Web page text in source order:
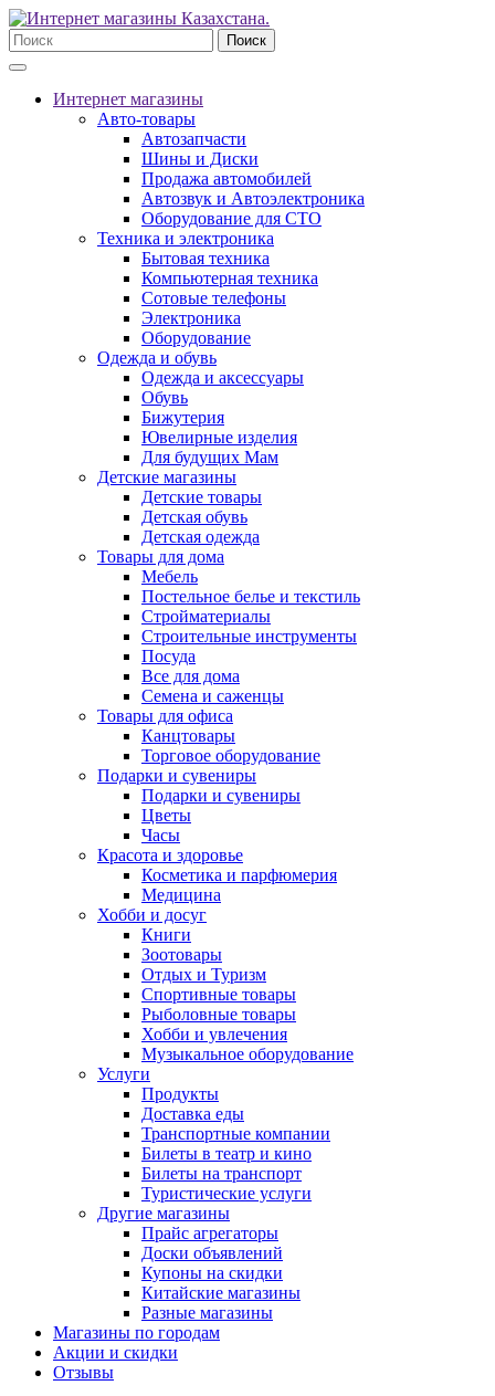
Поиск
Интернет магазины
Авто-товары
Автозапчасти
Шины и Диски
Продажа автомобилей
Автозвук и Автоэлектроника
Оборудование для СТО
Техника и электроника
Бытовая техника
Компьютерная техника
Сотовые телефоны
Электроника
Оборудование
Одежда и обувь
Одежда и аксессуары
Обувь
Бижутерия
Ювелирные изделия
Для будущих Мам
Детские магазины
Детские товары
Детская обувь
Детская одежда
Товары для дома
Мебель
Постельное белье и текстиль
Стройматериалы
Строительные инструменты
Посуда
Все для дома
Семена и саженцы
Товары для офиса
Канцтовары
Торговое оборудование
Подарки и сувениры
Подарки и сувениры
Цветы
Часы
Красота и здоровье
Косметика и парфюмерия
Медицина
Хобби и досуг
Книги
Зоотовары
Отдых и Туризм
Спортивные товары
Рыболовные товары
Хобби и увлечения
Музыкальное оборудование
Услуги
Продукты
Доставка еды
Транспортные компании
Билеты в театр и кино
Билеты на транспорт
Туристические услуги
Другие магазины
Прайс агрегаторы
Доски объявлений
Купоны на скидки
Китайские магазины
Разные магазины
Магазины по городам
Акции и скидки
Отзывы